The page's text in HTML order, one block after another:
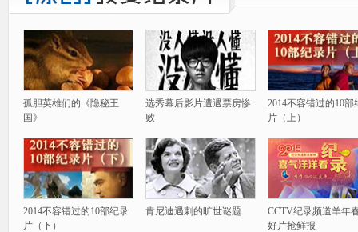
孤胆英雄们的《隐秘王
国》
选秀幕后影片遭遇票房惨
败
2014不容错过的10部
片（上）
2014不容错过的10部纪录
片（下）
肯尼迪遇刺的旷世谜题
CCTV纪录频道羊年
好片抢鲜报